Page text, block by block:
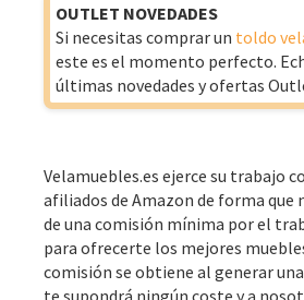
OUTLET NOVEDADES
Si necesitas comprar un toldo
este es el momento perfecto.
últimas novedades y ofertas
Velamuebles.es ejerce su trabajo
afiliados de Amazon de forma que
de una comisión mínima por el
para ofrecerte los mejores
comisión se obtiene al generar
te supondrá ningún coste y a